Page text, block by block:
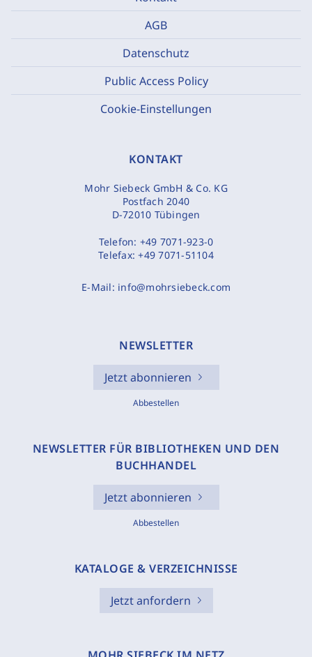
AGB
Datenschutz
Public Access Policy
Cookie-Einstellungen
KONTAKT
Mohr Siebeck GmbH & Co. KG
Postfach 2040
D-72010 Tübingen
Telefon: +49 7071-923-0
Telefax:+49 7071-51104
E-Mail: info@mohrsiebeck.com
NEWSLETTER
Jetzt abonnieren
Abbestellen
NEWSLETTER FÜR BIBLIOTHEKEN UND DEN
BUCHHANDEL
Jetzt abonnieren
Abbestellen
KATALOGE & VERZEICHNISSE
Jetzt anfordern